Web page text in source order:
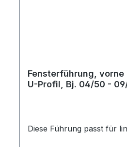
Fensterführung, vorne
U-Profil, Bj. 04/50 -
Diese Führung passt für